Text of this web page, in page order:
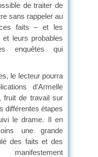
de traiter de
sans rappeler au
faits – et les
leurs probables
enquêtes qui
lecteur pourra
d’Armelle
fruit de travail sur
différentes étapes
le drame. Il en
une grande
des faits et des
manifestement